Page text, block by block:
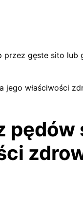
gęste sito lub
jego właściwości
pędów